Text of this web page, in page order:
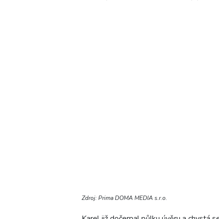
Zdroj: Prima DOMA MEDIA s.r.o.